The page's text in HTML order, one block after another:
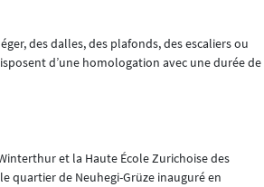
des dalles, des plafonds, des escaliers ou
d’une homologation avec une durée de
et la Haute École Zurichoise des
quartier de Neuhegi-Grüze inauguré en